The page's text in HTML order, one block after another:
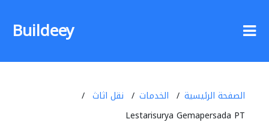
Buildeey
الصفحة الرئيسية الخدمات
نقل اثاث
Lestarisurya Gemapersada PT